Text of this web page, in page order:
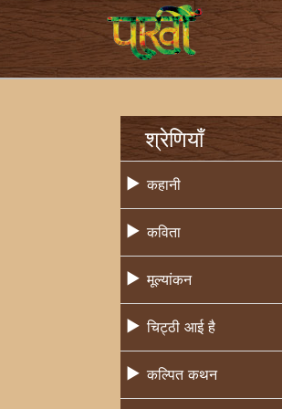
श्रेणियाँ
कहानी
कविता
मूल्यांकन
चिट्ठी आई है
कल्पित कथन